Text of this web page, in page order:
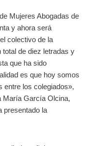
Mujeres Abogadas de
y ahora será
colectivo de la
de diez letradas y
que ha sido
es que hoy somos
entre los colegiados»,
María García Olcina,
presentado la